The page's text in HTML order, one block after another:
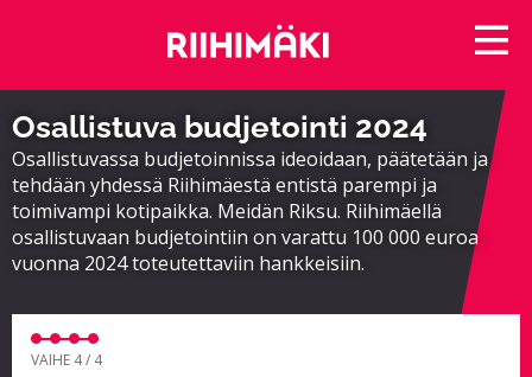
Osallistuva budjetointi 2024
Osallistuvassa budjetoinnissa ideoidaan, päätetään ja
tehdään yhdessä Riihimäestä entistä parempi ja
toimivampi kotipaikka. Meidän Riksu. Riihimäellä
osallistuvaan budjetointiin on varattu 100 000 euroa
vuonna 2024 toteutettaviin hankkeisiin.
VAIHE 4 / 4